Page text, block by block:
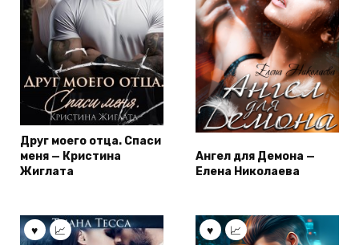
Друг моего отца. Спаси
меня — Кристина
Жиглата
Ангел для Демона —
Елена Николаева